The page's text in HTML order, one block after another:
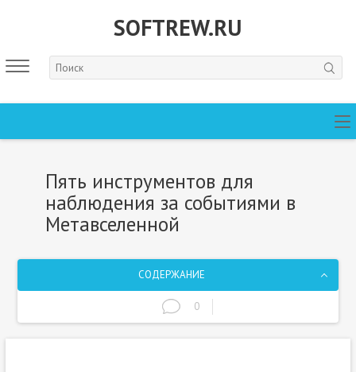
SOFTREW.RU
Пять инструментов для
наблюдения за событиями в
Метавселенной
СОДЕРЖАНИЕ
0